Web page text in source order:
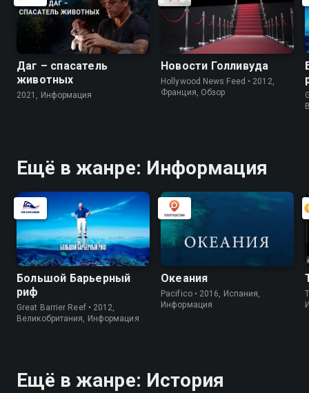
Даг – спасатель
животных
2021, Информация
Новости Голливуда
Hollywood News Feed • 2012,
Франция, Обзор
Ещё в жанре: Информация
Большой Барьерный
риф
Great Barrier Reef • 2012,
Великобритания, Информация
Океания
Pacifico • 2016, Испания,
Информация
Ещё в жанре: История